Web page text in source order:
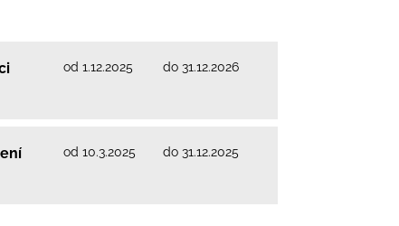
od 1.12.2025 do 31.12.2026
od 10.3.2025 do 31.12.2025